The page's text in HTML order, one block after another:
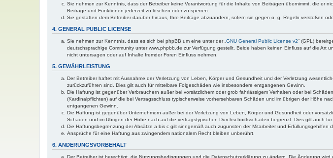
Sie nehmen zur Kenntnis, dass der Betreiber keine Verantwortung für die Inhalte von Beiträgen übernimmt, die er
Beiträge und Funktionen jederzeit zu löschen oder zu sperren.
Sie gestatten dem Betreiber darüber hinaus, Ihre Beiträge abzuändern, sofern sie gegen o. g. Regeln verstoßen
4. GENERAL PUBLIC LICENSE
Sie nehmen zur Kenntnis, dass es sich bei phpBB um eine unter der „ GNU General Public License v2“ (GPL)
deutschsprachige Community unter www.phpbb.de zur Verfügung gestellt. Beide haben keinen Einfluss auf die
nicht untersagen oder auf Inhalte fremder Foren Einfluss nehmen.
5. GEWÄHRLEISTUNG
Der Betreiber haftet mit Ausnahme der Verletzung von Leben, Körper und Gesundheit und der Verletzung
zurückzuführen sind. Dies gilt auch für mittelbare Folgeschäden wie insbesondere entgangenen Gewinn.
Die Haftung ist gegenüber Verbrauchern außer bei vorsätzlichem oder grob fahrlässigem Verhalten oder bei
(Kardinalpflichten) auf die bei Vertragsschluss typischerweise vorhersehbaren Schäden und im übrigen der Höhe
entgangenen Gewinn.
Die Haftung ist gegenüber Unternehmern außer bei der Verletzung von Leben, Körper und Gesundheit oder
Schäden und im Übrigen der Höhe nach auf die vertragstypischen Durchschnittsschäden begrenzt. Dies gilt auch
Die Haftungsbegrenzung der Absätze a bis c gilt sinngemäß auch zugunsten der Mitarbeiter und Erfüllungsgehilfen
Ansprüche für eine Haftung aus zwingendem nationalem Recht bleiben unberührt.
6. ÄNDERUNGSVORBEHALT
Der Betreiber ist berechtigt, die Nutzungsbedingungen und die Datenschutzerklärung zu ändern. Die Änderung wird